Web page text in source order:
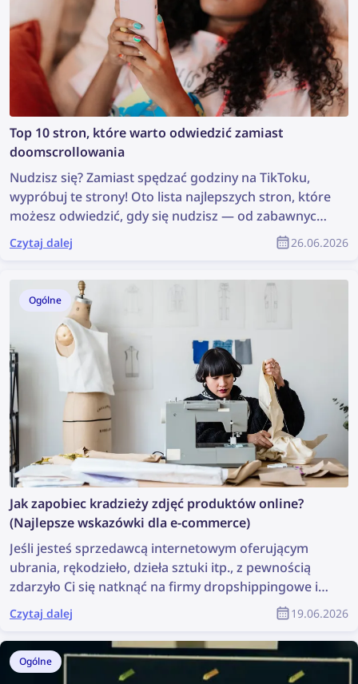
Top 10 stron, które warto odwiedzić zamiast
doomscrollowania
Nudzisz się? Zamiast spędzać godziny na TikToku,
wypróbuj te strony! Oto lista najlepszych stron, które
możesz odwiedzić, gdy się nudzisz — od zabawnych
gier po eksplorowanie internetu.
Czytaj dalej 26.06.2026
Ogólne
Jak zapobiec kradzieży zdjęć produktów online?
(Najlepsze wskazówki dla e-commerce)
Jeśli jesteś sprzedawcą internetowym oferującym
ubrania, rękodzieło, dzieła sztuki itp., z pewnością
zdarzyło Ci się natknąć na firmy dropshippingowe i
nieuczciwych sprzedawców kradnących zdjęcia
Twoich produktów. Często wydaje się, że znalezienie
wszystkich oszustów i usunięcie tych zdjęć jest
niemożliwe. Jednak nie jest to tak duże wyzwanie, jak
Czytaj dalej 19.06.2026
Ogólne